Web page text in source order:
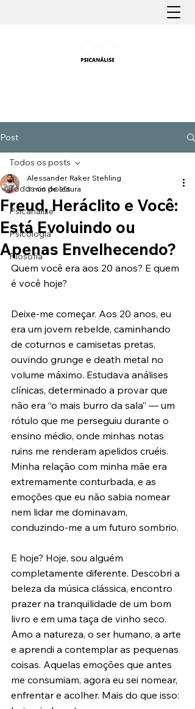
Post
Todos os posts
Psicanálise
Psicologia
Filosofia
Todos os posts
Freud, Heráclito e Você:
Está Evoluindo ou
Apenas Envelhecendo?
Alessander Raker Stehling
3 min de leitura
Quem você era aos 20 anos? E quem
é você hoje?
Deixe-me começar. Aos 20 anos, eu
era um jovem rebelde, caminhando
de coturnos e camisetas pretas,
ouvindo grunge e death metal no
volume máximo. Estudava análises
clínicas, determinado a provar que
não era “o mais burro da sala” — um
rótulo que me perseguiu durante o
ensino médio, onde minhas notas
ruins me renderam apelidos cruéis.
Minha relação com minha mãe era
extremamente conturbada, e as
emoções que eu não sabia nomear
nem lidar me dominavam,
conduzindo-me a um futuro sombrio.
E hoje? Hoje, sou alguém
completamente diferente. Descobri a
beleza da música clássica, encontro
prazer na tranquilidade de um bom
livro e em uma taça de vinho seco.
Amo a natureza, o ser humano, a arte
e aprendi a contemplar as pequenas
coisas. Aquelas emoções que antes
me consumiam, agora eu sei nomear,
enfrentar e acolher. Mais do que isso: